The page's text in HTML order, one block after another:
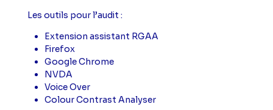
Les outils pour l’audit :
Extension assistant RGAA
Firefox
Google Chrome
NVDA
Voice Over
Colour Contrast Analyser